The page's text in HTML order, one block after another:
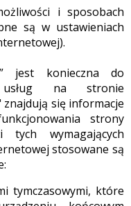
i sposobach
są w ustawieniach
jest konieczna do
usług na stronie
się informacje
strony
tych wymagających
stosowane są
tymczasowymi, które